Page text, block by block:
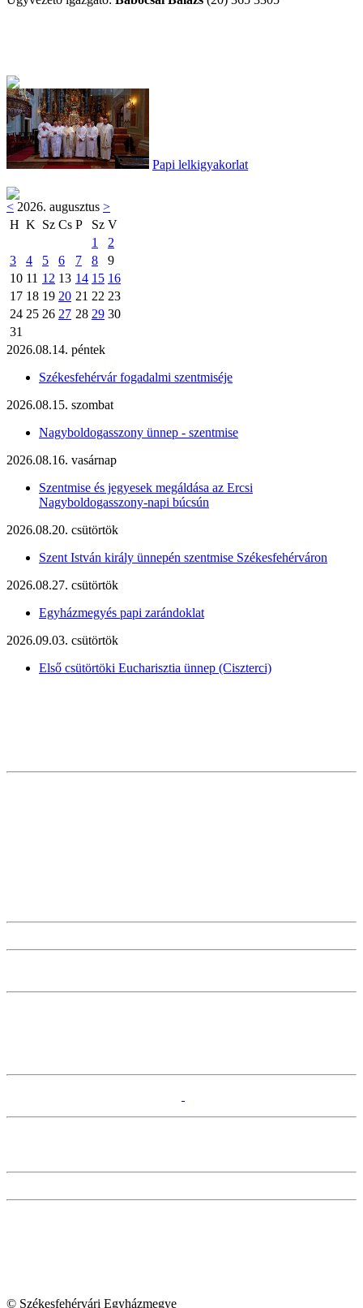
Papi lelkigyakorlat
< 2026. augusztus >
H K Sz Cs P Sz V
1
2
3
4 5 6 7 8
9
10 11 12 13 14 15 16
17 18 19 20 21 22 23
24 25 26 27 28 29 30
31
2026.08.14. péntek
Székesfehérvár fogadalmi szentmiséje
2026.08.15. szombat
Nagyboldogasszony ünnep - szentmise
2026.08.16. vasárnap
Szentmise és jegyesek megáldása az Ercsi
Nagyboldogasszony-napi búcsún
2026.08.20. csütörtök
Szent István király ünnepén szentmise Székesfehérváron
2026.08.27. csütörtök
Egyházmegyés papi zarándoklat
2026.09.03. csütörtök
Első csütörtöki Eucharisztia ünnep (Ciszterci)
© Székesfehérvári Egyházmegye